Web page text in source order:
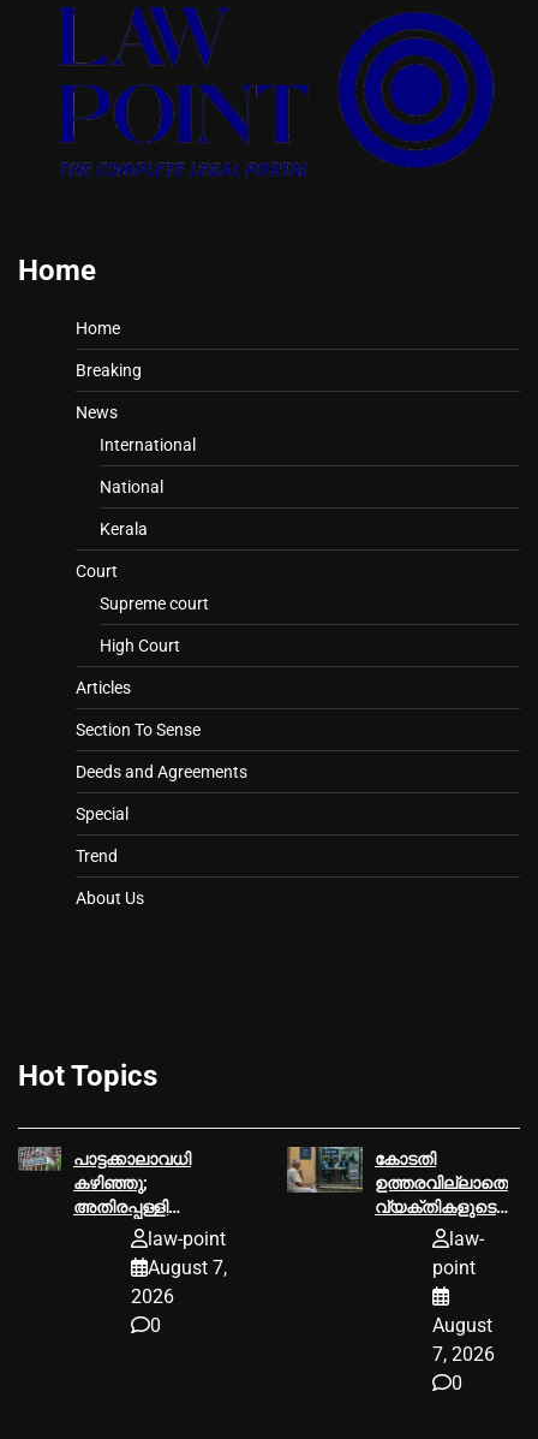
Home
Home
Breaking
News
International
National
Kerala
Court
Supreme court
High Court
Articles
Section To Sense
Deeds and Agreements
Special
Trend
About Us
Hot Topics
പാട്ടക്കാലാവധി
കഴിഞ്ഞു;
അതിരപ്പള്ളി
വനമേഖലയില്‍
നടത്താനാകില്ലെന്ന്
ഹൈക്കോടതി
law-point
August 7,
2026
0
കോടതി
ഉത്തരവില്ലാതെ
വ്യക്തികളുടെ
ബാങ്ക് അക്കൗണ്ട്
പോലീസിന്
പരിശോധിക്കാം
law-
point
August
7, 2026
0